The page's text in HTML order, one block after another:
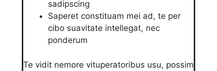
sadipscing
Saperet constituam mei ad, te per
cibo suavitate intellegat, nec
ponderum
Te vidit nemore vituperatoribus usu, possim